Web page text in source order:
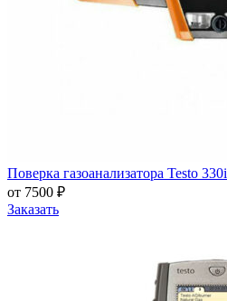
Поверка газоанализатора Testo 330i
от 7500 ₽
Заказать